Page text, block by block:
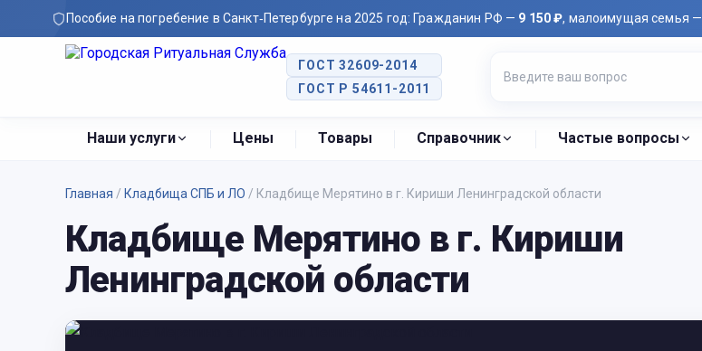
Пособие на погребение в Санкт‑Петербурге на 2025 год: Гражданин РФ — 9 150 ₽, малоимущая семья —
ГОСТ 32609-2014
ГОСТ Р 54611-2011
Наши услуги Цены Товары Справочник Частые вопросы
Главная / Кладбища СПБ и ЛО / Кладбище Мерятино в г. Кириши Ленинградской области
Кладбище Мерятино в г. Кириши
Ленинградской области